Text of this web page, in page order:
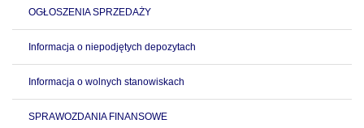
OGŁOSZENIA SPRZEDAŻY
Informacja o niepodjętych depozytach
Informacja o wolnych stanowiskach
SPRAWOZDANIA FINANSOWE